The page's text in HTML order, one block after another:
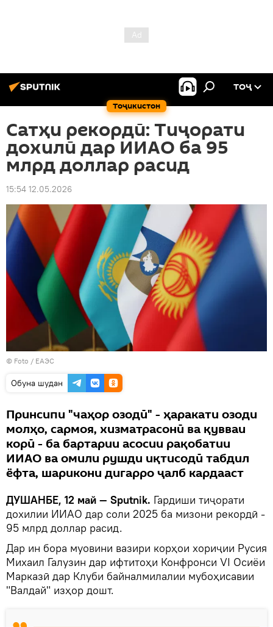
Тоҷикистон
ТОҶ
Сатҳи рекордӣ: Тиҷорати
дохилӣ дар ИИАО ба 95
млрд доллар расид
15:54 12.05.2026
© Foto / ЕАЭС
Обуна шудан
Принсипи "чаҳор озодӣ" - ҳаракати озоди
молҳо, сармоя, хизматрасонӣ ва қувваи
корӣ - ба бартарии асосии рақобатии
ИИАО ва омили рушди иқтисодӣ табдил
ёфта, шарикони дигарро ҷалб кардааст
ДУШАНБЕ, 12 май — Sputnik. Гардиши тиҷорати
дохилии ИИАО дар соли 2025 ба мизони рекордӣ -
95 млрд доллар расид.
Дар ин бора муовини вазири корҳои хориҷии Русия
Михаил Галузин дар ифтитоҳи Конфронси VI Осиёи
Марказӣ дар Клуби байналмилалии мубоҳисавии
"Валдай" изҳор дошт.